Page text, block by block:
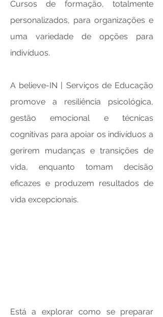
Cursos de formação, totalmente
personalizados, para organizações e
uma variedade de opções para
indivíduos.
A believe-IN | Serviços de Educação
promove a resiliência psicológica,
gestão emocional e técnicas
cognitivas para apoiar os indivíduos a
gerirem mudanças e transições de
vida, enquanto tomam decisão
eficazes e produzem resultados de
vida excepcionais.
Está a explorar como se preparar